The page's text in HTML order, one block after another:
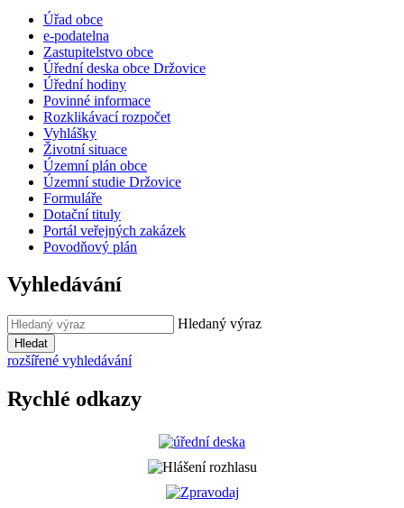
Úřad obce
e-podatelna
Zastupitelstvo obce
Úřední deska obce Držovice
Úřední hodiny
Povinné informace
Rozklikávací rozpočet
Vyhlášky
Životní situace
Územní plán obce
Územní studie Držovice
Formuláře
Dotační tituly
Portál veřejných zakázek
Povodňový plán
Vyhledávání
Hledaný výraz
Hledat
rozšířené vyhledávání
Rychlé odkazy